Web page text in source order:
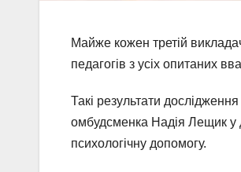
Майже кожен третій
педагогів з усіх опитаних
Такі результати
омбудсменка Надія Лещик у
психологічну допомогу.